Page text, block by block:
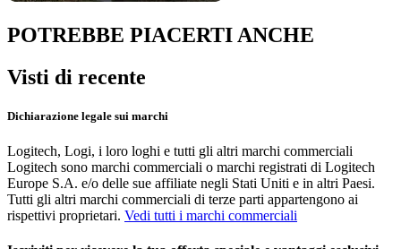
POTREBBE PIACERTI ANCHE
Visti di recente
Dichiarazione legale sui marchi
Logitech, Logi, i loro loghi e tutti gli altri marchi commerciali
Logitech sono marchi commerciali o marchi registrati di Logitech
Europe S.A. e/o delle sue affiliate negli Stati Uniti e in altri Paesi.
Tutti gli altri marchi commerciali di terze parti appartengono ai
rispettivi proprietari. Vedi tutti i marchi commerciali